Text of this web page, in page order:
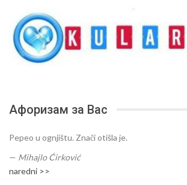
Афоризам за Вас
Pepeo u ognjištu. Znači otišla je.
— Mihajlo Ćirković
naredni >>